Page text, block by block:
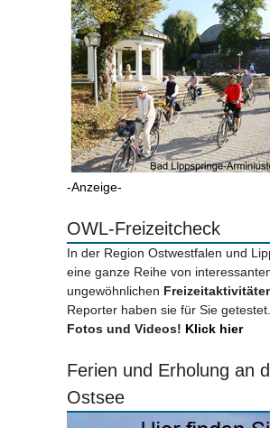
-Anzeige-
OWL-Freizeitcheck
In der Region Ostwestfalen und
eine ganze Reihe von
ungewöhnlichen
Reporter haben sie für Sie getestet.
Fotos und Videos! Klick hier
Ferien und Erholung an
Ostsee